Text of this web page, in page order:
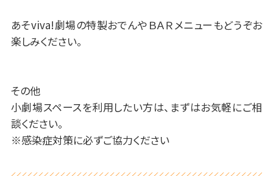
あそviva!劇場の特製おでんやＢＡＲメニューもどうぞお
楽しみください。
その他
小劇場スペースを利用したい方は、まずはお気軽にご相
談ください。
※感染症対策に必ずご協力ください